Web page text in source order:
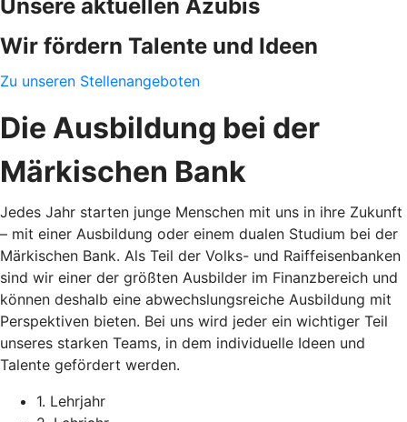
Unsere aktuellen Azubis
Wir fördern Talente und Ideen
Zu unseren Stellenangeboten
Die Ausbildung bei der
Märkischen Bank
Jedes Jahr starten junge Menschen mit uns in ihre Zukunft
– mit einer Ausbildung oder einem dualen Studium bei der
Märkischen Bank. Als Teil der Volks- und Raiffeisenbanken
sind wir einer der größten Ausbilder im Finanzbereich und
können deshalb eine abwechslungsreiche Ausbildung mit
Perspektiven bieten. Bei uns wird jeder ein wichtiger Teil
unseres starken Teams, in dem individuelle Ideen und
Talente gefördert werden.
1. Lehrjahr